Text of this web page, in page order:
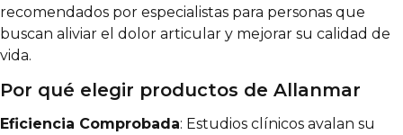
recomendados por especialistas para personas que
buscan aliviar el dolor articular y mejorar su calidad de
vida.
Por qué elegir productos de Allanmar
Eficiencia Comprobada: Estudios clínicos avalan su